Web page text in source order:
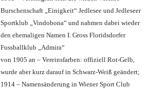
Burschenschaft „Einigkeit“ Jedlesee und Jedleseer
Sportklub „Vindobona“ und nahmen dabei wieder
den ehemaligen Namen I. Gross Floridsdorfer
Fussballklub „Admira“
von 1905 an – Vereinsfarben: offiziell Rot-Gelb,
wurde aber kurz darauf in Schwarz-Weiß geändert;
1914 – Namensänderung in Wiener Sport Club